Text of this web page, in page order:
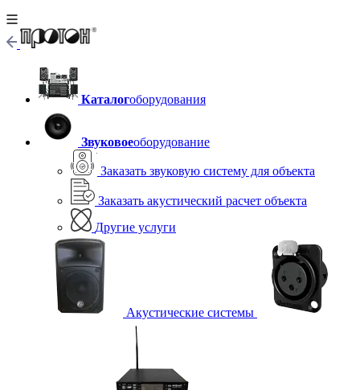
Каталогоборудования
Звуковоеоборудование
Заказать звуковую систему для объекта
Заказать акустический расчет объекта
Другие услуги
Акустические системы